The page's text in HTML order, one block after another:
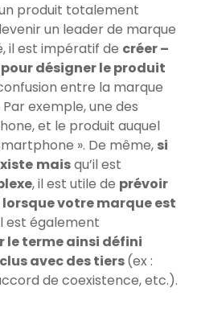
produit totalement
un leader de marque
il est impératif de créer –
désigner le produit
entre la marque
exemple, une des
et le produit auquel
». De même, si
maisqu’il est
, il est utile de prévoir
votre marque est
est également
le terme ainsi défini
avec des tiers(ex :
de coexistence, etc.).